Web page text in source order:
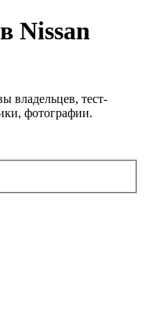
Nissan
владельцев, тест-
фотографии.